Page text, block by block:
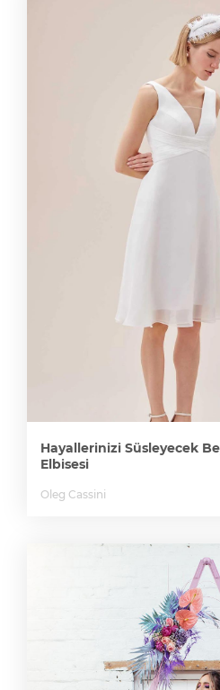
Hayallerinizi Süsleyecek
Elbisesi
Oleg Cassini